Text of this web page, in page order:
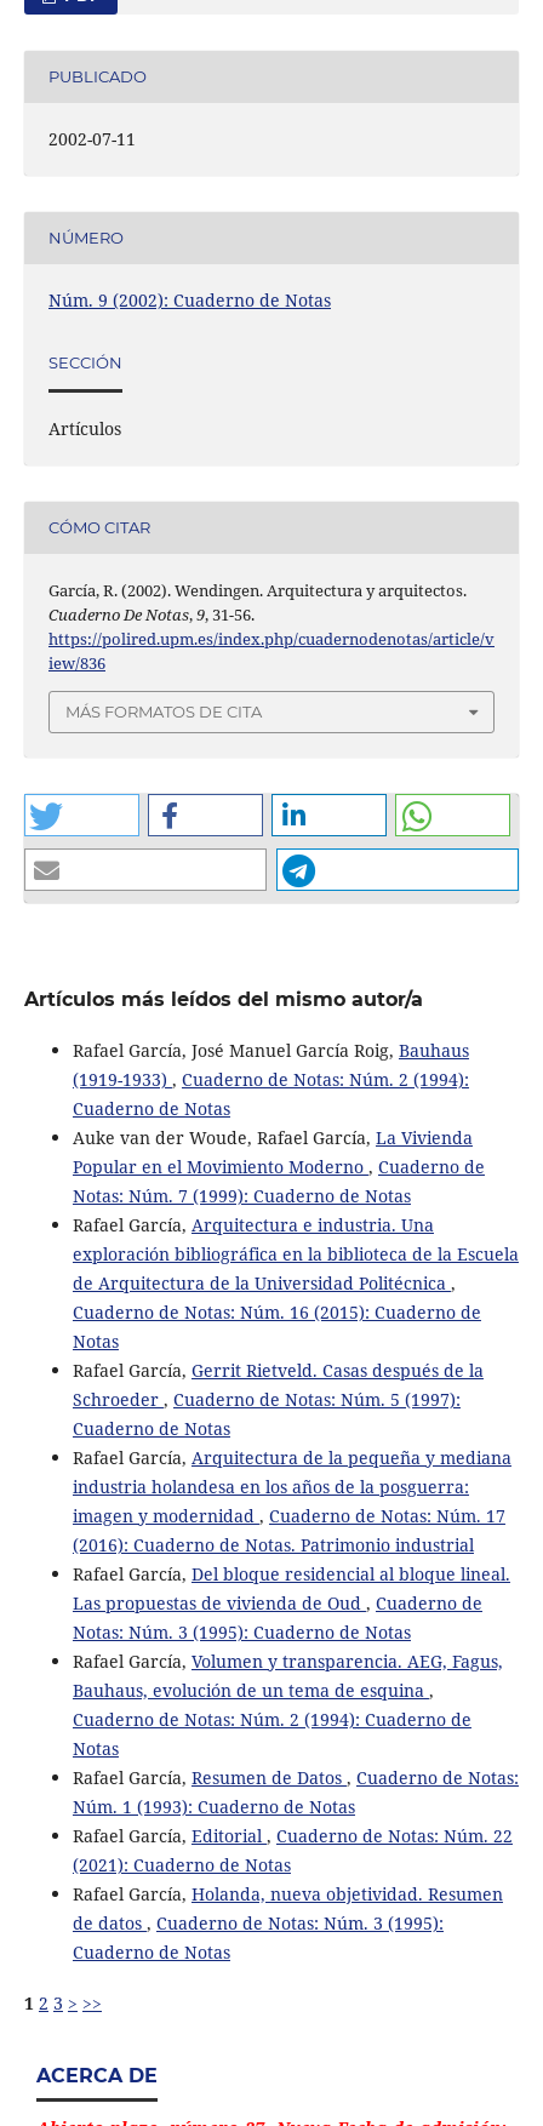
PUBLICADO
2002-07-11
NÚMERO
Núm. 9 (2002): Cuaderno de Notas
SECCIÓN
Artículos
CÓMO CITAR
García, R. (2002). Wendingen. Arquitectura y arquitectos.
Cuaderno De Notas,9, 31-56.
https://polired.upm.es/index.php/cuadernodenotas/article/v
iew/836
MÁS FORMATOS DE CITA
Artículos más leídos del mismo autor/a
Rafael García, José Manuel García Roig, Bauhaus
(1919-1933) , Cuaderno de Notas: Núm. 2 (1994):
Cuaderno de Notas
Auke van der Woude, Rafael García, La Vivienda
Popular en el Movimiento Moderno , Cuaderno de
Notas: Núm. 7 (1999): Cuaderno de Notas
Rafael García, Arquitectura e industria. Una
exploración bibliográfica en la biblioteca de la Escuela
de Arquitectura de la Universidad Politécnica ,
Cuaderno de Notas: Núm. 16 (2015): Cuaderno de
Notas
Rafael García, Gerrit Rietveld. Casas después de la
Schroeder , Cuaderno de Notas: Núm. 5 (1997):
Cuaderno de Notas
Rafael García, Arquitectura de la pequeña y mediana
industria holandesa en los años de la posguerra:
imagen y modernidad , Cuaderno de Notas: Núm. 17
(2016): Cuaderno de Notas. Patrimonio industrial
Rafael García, Del bloque residencial al bloque lineal.
Las propuestas de vivienda de Oud , Cuaderno de
Notas: Núm. 3 (1995): Cuaderno de Notas
Rafael García, Volumen y transparencia. AEG, Fagus,
Bauhaus, evolución de un tema de esquina ,
Cuaderno de Notas: Núm. 2 (1994): Cuaderno de
Notas
Rafael García, Resumen de Datos , Cuaderno de Notas:
Núm. 1 (1993): Cuaderno de Notas
Rafael García, Editorial , Cuaderno de Notas: Núm. 22
(2021): Cuaderno de Notas
Rafael García, Holanda, nueva objetividad. Resumen
de datos , Cuaderno de Notas: Núm. 3 (1995):
Cuaderno de Notas
1 2 3 > >>
ACERCA DE